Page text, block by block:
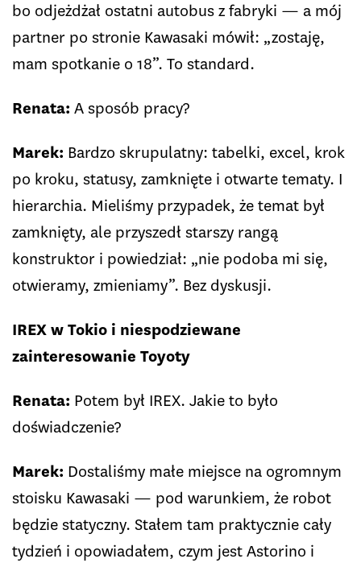
bo odjeżdżał ostatni autobus z fabryki — a mój
partner po stronie Kawasaki mówił: „zostaję,
mam spotkanie o 18”. To standard.
Renata: A sposób pracy?
Marek: Bardzo skrupulatny: tabelki, excel, krok
po kroku, statusy, zamknięte i otwarte tematy. I
hierarchia. Mieliśmy przypadek, że temat był
zamknięty, ale przyszedł starszy rangą
konstruktor i powiedział: „nie podoba mi się,
otwieramy, zmieniamy”. Bez dyskusji.
IREX w Tokio i niespodziewane
zainteresowanie Toyoty
Renata: Potem był IREX. Jakie to było
doświadczenie?
Marek: Dostaliśmy małe miejsce na ogromnym
stoisku Kawasaki — pod warunkiem, że robot
będzie statyczny. Stałem tam praktycznie cały
tydzień i opowiadałem, czym jest Astorino i